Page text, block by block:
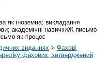
як іноземна; викладання
академічні навичкиЖ письмо
як процес
виданнях > Фахові
фахових, затверджений